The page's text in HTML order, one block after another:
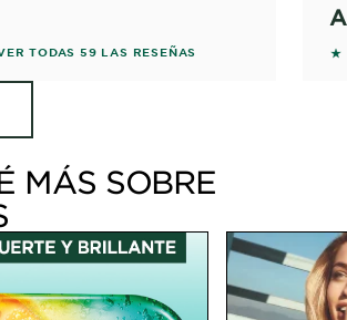
based on reviews
TODAS 59 LAS RESEÑAS 5
MÁS SOBRE